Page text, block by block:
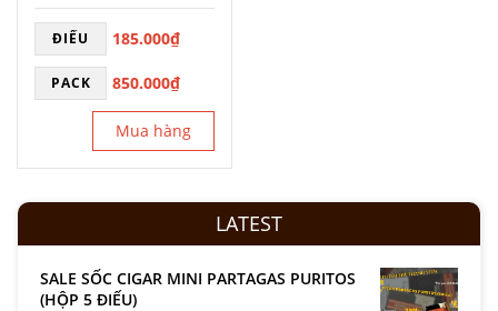
5
ĐIẾU 185.000₫
PACK 850.000₫
Mua hàng
LATEST
SALE SỐC CIGAR MINI PARTAGAS PURITOS
(HỘP 5 ĐIẾU)